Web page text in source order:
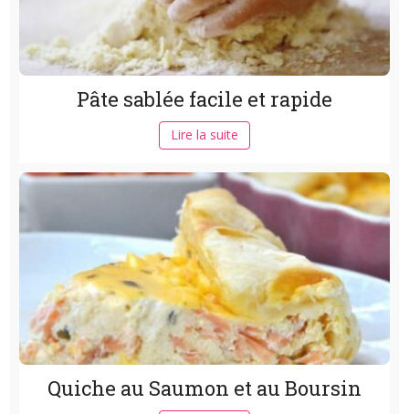
Pâte sablée facile et rapide
Lire la suite
Quiche au Saumon et au Boursin